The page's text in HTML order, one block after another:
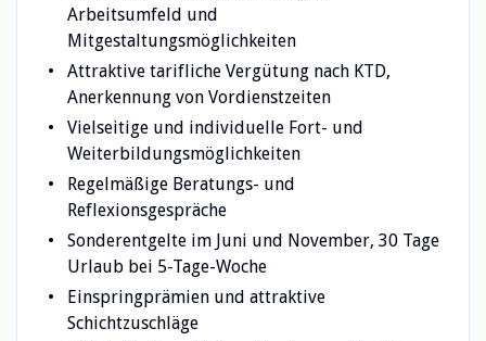
Arbeitsumfeld und
Mitgestaltungsmöglichkeiten
Attraktive tarifliche Vergütung nach KTD,
Anerkennung von Vordienstzeiten
Vielseitige und individuelle Fort- und
Weiterbildungsmöglichkeiten
Regelmäßige Beratungs- und
Reflexionsgespräche
Sonderentgelte im Juni und November, 30 Tage
Urlaub bei 5-Tage-Woche
Einspringprämien und attraktive
Schichtzuschläge